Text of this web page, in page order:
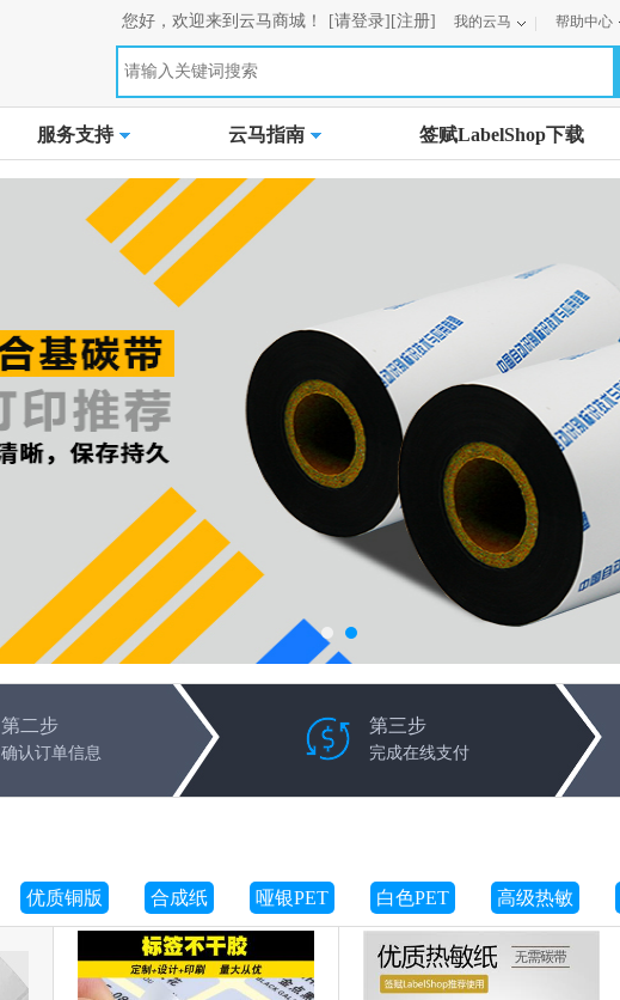
您好，欢迎来到云马商城！ [请登录] [注册] 我的云马 帮助中心
服务支持 云马指南 签赋LabelShop下载
第二步
确认订单信息
第三步
完成在线支付
优质铜版 合成纸 哑银PET 白色PET 高级热敏
+ 加入购物车 - + 加入购物车
- + 加入购物车 - 加入购物车